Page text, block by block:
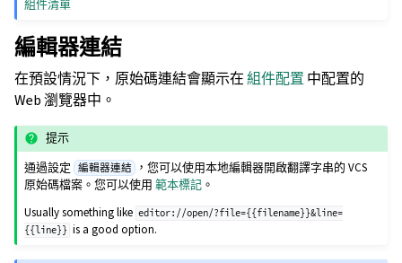
組件清單
編輯器連結
在預設情況下，原始碼連結會顯示在組件配置 中配置的
Web 瀏覽器中。
提示
通過設定 編輯器連結
，您可以使用本地編輯器開啟翻譯字串的 VCS
原始碼檔案。您可以使用範本標記 。
Usually something like editor://open/?file={{filename}}&line=
{{line}} is a good option.